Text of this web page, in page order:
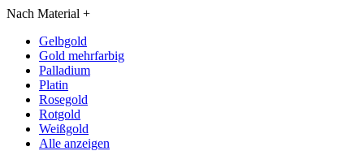
Nach Material +
Gelbgold
Gold mehrfarbig
Palladium
Platin
Rosegold
Rotgold
Weißgold
Alle anzeigen